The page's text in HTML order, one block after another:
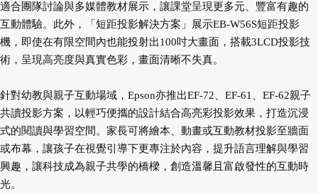
適合團隊討論與多媒體教材展示，讓課堂呈現更多元、豐富有趣的
互動體驗。此外，「短距投影解決方案」展示EB-W56S短距投影
機，即使在有限空間內也能投射出100吋大畫面，搭載3LCD投影技
術，呈現高亮度與真實色彩，畫面清晰不失真。
針對幼教與親子互動場域，Epson亦推出EF-72、EF-61、EF-62親子
共讀投影方案，以輕巧便攜的設計結合高亮彩投影效果，打造沉浸
式的閱讀與學習空間。家長可將繪本、動畫或互動教材投影至牆面
或布幕，讓孩子在視覺引導下更專注於內容，提升語言理解與學習
興趣，讓科技成為親子共學的橋樑，創造溫馨且富啟發性的互動時
光。